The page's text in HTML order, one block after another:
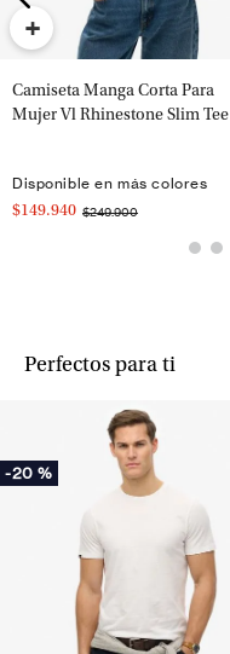
+
Camiseta Manga Corta Para
Mujer Vl Rhinestone Slim Tee
Disponible en más colores
$149.940 $249.900
Perfectos para ti
-20 %